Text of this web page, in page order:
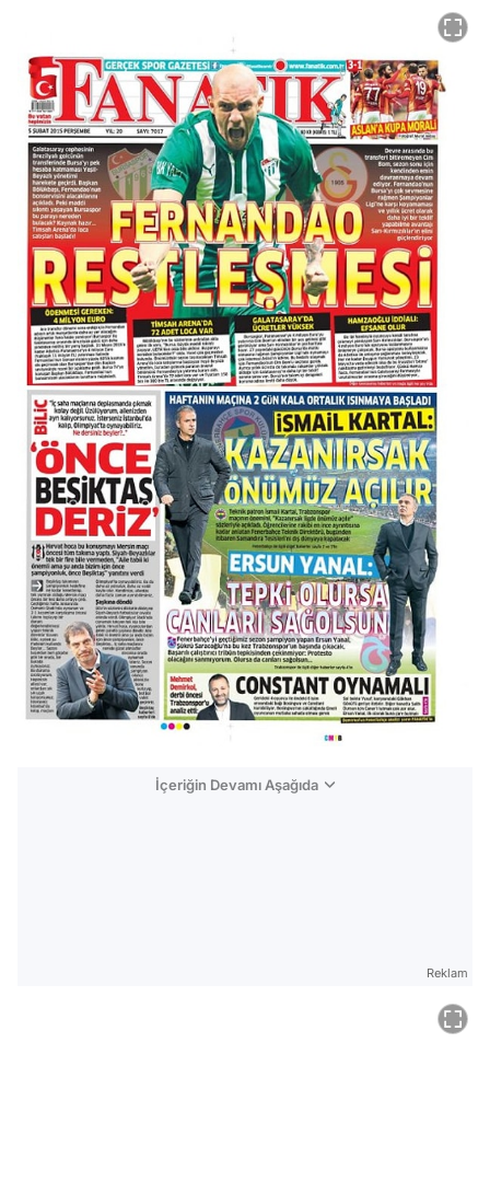
İçeriğin Devamı Aşağıda
Reklam